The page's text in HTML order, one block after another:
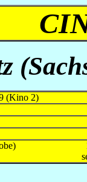
(Kino 2)
Kobe)
seit